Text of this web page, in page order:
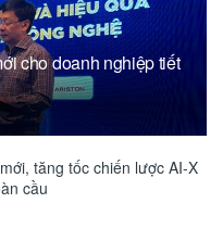
cho doanh nghiệp tiết
tăng tốc chiến lược AI-X
cầu